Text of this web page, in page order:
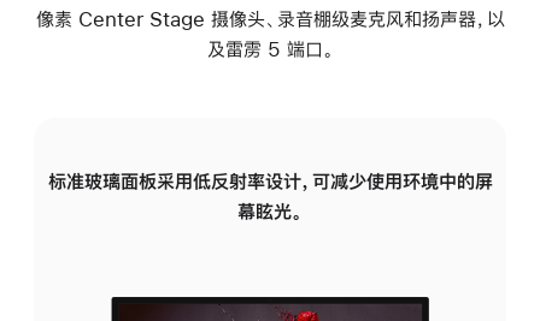
像素 Center Stage 摄像头、录音棚级麦克风和扬声器，以
及雷雳 5 端口。
标准玻璃面板采用低反射率设计，可减少使用环境中的屏
幕眩光。